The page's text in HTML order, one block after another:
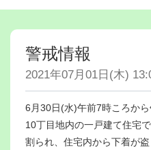
警戒情報
2021年07月01日(木)
6月30日(水)午前7時ころか
10丁目地内の一戸建て住宅
割られ、住宅内から下着が